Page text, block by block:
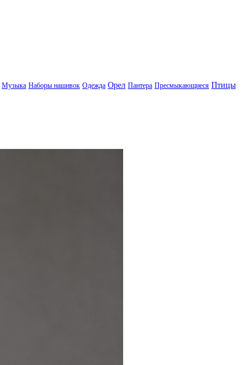
Музыка Наборы нашивок Одежда Орел Пантера Пресмыкающиеся Птицы